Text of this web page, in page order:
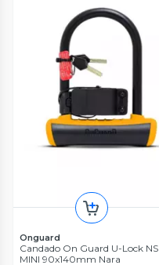
Onguard
Candado On Guard U-Lock NS
MINI 90x140mm Nara